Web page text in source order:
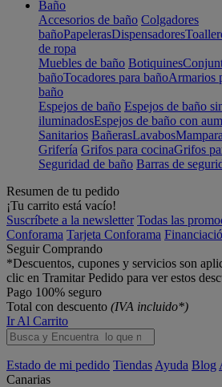
Baño
Accesorios de baño Colgadores
bañoPapelerasDispensadores
de ropa
Muebles de baño Botiquines
bañoTocadores para bañoArmarios
baño
Espejos de baño Espejos de baño
iluminadosEspejos de baño con
Sanitarios BañerasLavabos
Grifería Grifos para cocinaGrifos
Seguridad de baño Barras de
Resumen de tu pedido
¡Tu carrito está vacío!
Suscríbete a la newsletter Todas las
Conforama Tarjeta Conforama
Seguir Comprando
*Descuentos, cupones y servicios son
clic en Tramitar Pedido para ver estos
Pago 100% seguro
Total con descuento (IVA incluido*)
Ir Al Carrito
Estado de mi pedido Tiendas Ayuda Blog
Canarias